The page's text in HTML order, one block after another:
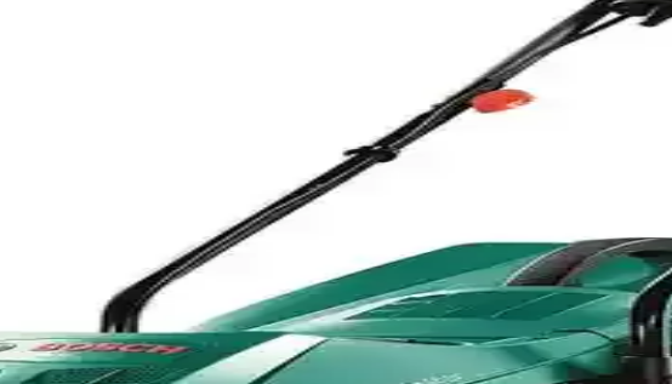
CATPOWER 2021 30 cm elektrikli ağaç kesme, bahçe ve ağaç işleri için ideal,
ve şömine temizlikleri için ideal. Hafif ve uzun ömürlü malzemeleriyle kullanımı
Dal Kesme Testere Performansı ve Özellikleri
odun kesme ve budama işlemlerinde yüksek performans sağlar. Çift akü
Çok Yönlü Bahçe ve Odun Kesim Aracı
bahçe işleri ve odun kesiminde yüksek performans sağlar, kullanıcı dostu